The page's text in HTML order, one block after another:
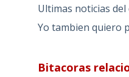
Ultimas noticias del
Yo tambien quiero
Bitacoras